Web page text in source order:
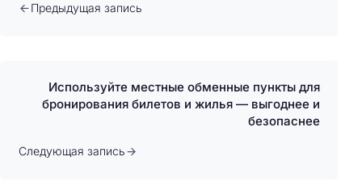
Предыдущая запись
Используйте местные обменные пункты для
бронирования билетов и жилья — выгоднее и
безопаснее
Следующая запись